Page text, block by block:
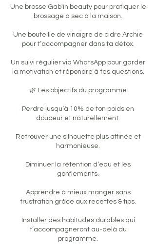
Une brosse Gab'in beauty pour pratiquer le
brossage à sec à la maison.
Une bouteille de vinaigre de cidre Archie
pour t’accompagner dans ta détox.
Un suivi régulier via WhatsApp pour garder
la motivation et répondre à tes questions.
🌿 Les objectifs du programme
Perdre jusqu’à 10% de ton poids en
douceur et naturellement.
Retrouver une silhouette plus affinée et
harmonieuse.
Diminuer la rétention d’eau et les
gonflements.
Apprendre à mieux manger sans
frustration grâce aux recettes & tips.
Installer des habitudes durables qui
t’accompagneront au-delà du
programme.